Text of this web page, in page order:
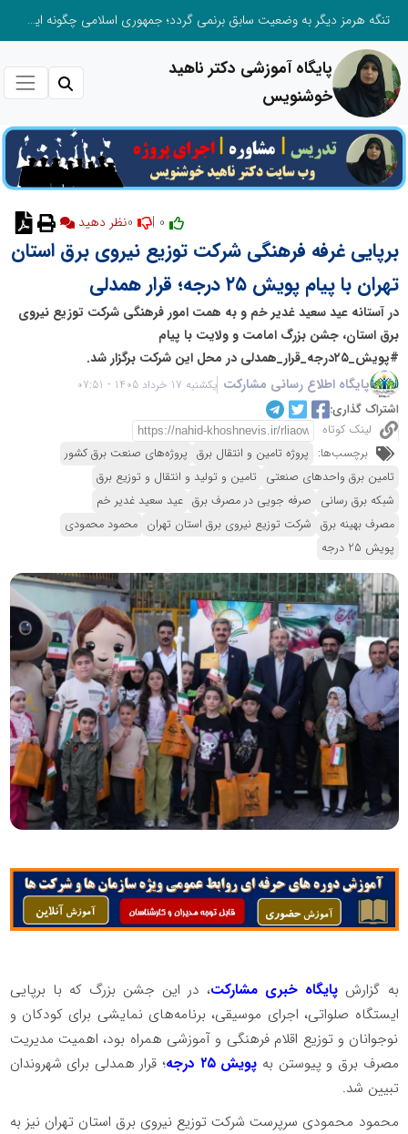
تنگه هرمز دیگر به وضعیت سابق برنمی گردد؛ جمهوری اسلامی چگونه این آبراه راهبردی را به دال مرکزی نظم امنیتی جدید غرب آسیا تبدیل می کند؟
پایگاه آموزشی دکتر ناهید
خوشنویس
نظر دهید
برپایی غرفه فرهنگی شرکت توزیع نیروی برق استان
تهران با پیام پویش ۲۵ درجه؛ قرار همدلی
در آستانه عید سعید غدیر خم و به همت امور فرهنگی شرکت توزیع نیروی
برق استان، جشن بزرگ امامت و ولایت با پیام
#پویش_۲۵درجه_قرار_همدلی در محل این شرکت برگزار شد.
پایگاه اطلاع رسانی مشارکت یکشنبه 17 خرداد 1405 - 07:51
اشتراک گذاری:
لینک کوتاه
برچسب‌ها: پروژه تامین و انتقال برق پروژه‌های صنعت برق کشور
تامین برق واحدهای صنعتی تامین و تولید و انتقال و توزیع برق
شبکه برق رسانی صرفه جویی در مصرف برق عید سعید غدیر خم
مصرف بهینه برق شرکت توزیع نیروی برق استان تهران محمود محمودی
پویش 25 درجه
به گزارش پایگاه خبری مشارکت، در این جشن بزرگ که با برپایی
ایستگاه صلواتی، اجرای موسیقی، برنامه‌های نمایشی برای کودکان و
نوجوانان و توزیع اقلام فرهنگی و آموزشی همراه بود، اهمیت مدیریت
مصرف برق و پیوستن به پویش ۲۵ درجه
؛ قرار همدلی برای شهروندان
تبیین شد.
محمود محمودی سرپرست شرکت توزیع نیروی برق استان تهران نیز به